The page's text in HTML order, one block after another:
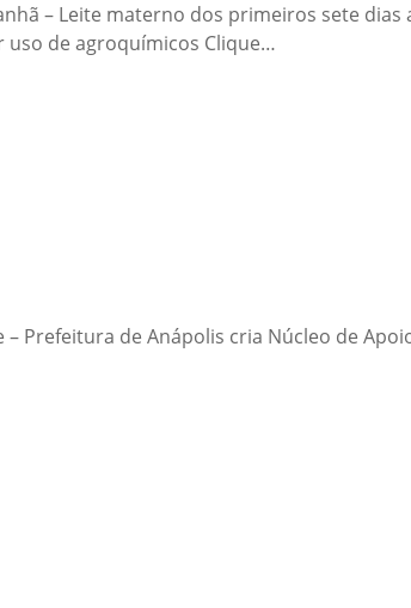
– Leite materno dos primeiros sete
uso de agroquímicos Clique…
Prefeitura de Anápolis cria Núcleo de